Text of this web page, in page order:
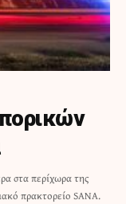
στα περίχωρα της
πρακτορείο SANA.